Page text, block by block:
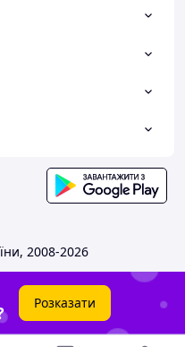
2008-2026
Розказати